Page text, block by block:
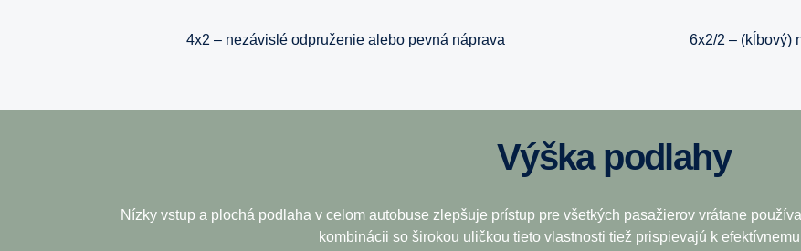
4x2 – nezávislé odpruženie alebo pevná náprava 6x2/2 – (kĺbový)
Výška podlahy
Nízky vstup a plochá podlaha v celom autobuse zlepšuje prístup pre všetkých pasažierov vrátane
kombinácii so širokou uličkou tieto vlastnosti tiež prispievajú k